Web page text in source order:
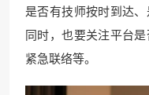
是否有技师按时到达、
同时，也要关注平台是
紧急联络等。